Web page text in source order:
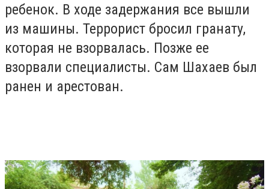
ребенок. В ходе задержания все вышли
из машины. Террорист бросил гранату,
которая не взорвалась. Позже ее
взорвали специалисты. Сам Шахаев был
ранен и арестован.